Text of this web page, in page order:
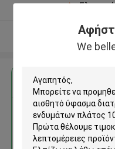
We
Δείτε
Αποκτήστε
Μη